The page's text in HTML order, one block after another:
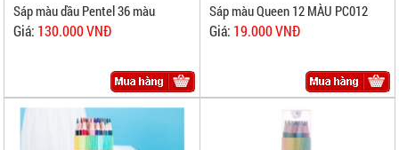
Sáp màu dầu Pentel 36 màu
Giá: 130.000 VNĐ
Sáp màu Queen 12 MÀU PC012
Giá: 19.000 VNĐ